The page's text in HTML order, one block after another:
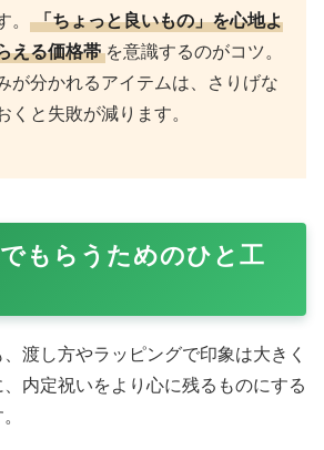
「ちょっと良いもの」を心地よ
える価格帯 を意識するのがコツ。
が分かれるアイテムは、さりげな
くと失敗が減ります。
もらうためのひと工
渡し方やラッピングで印象は大きく
内定祝いをより心に残るものにする